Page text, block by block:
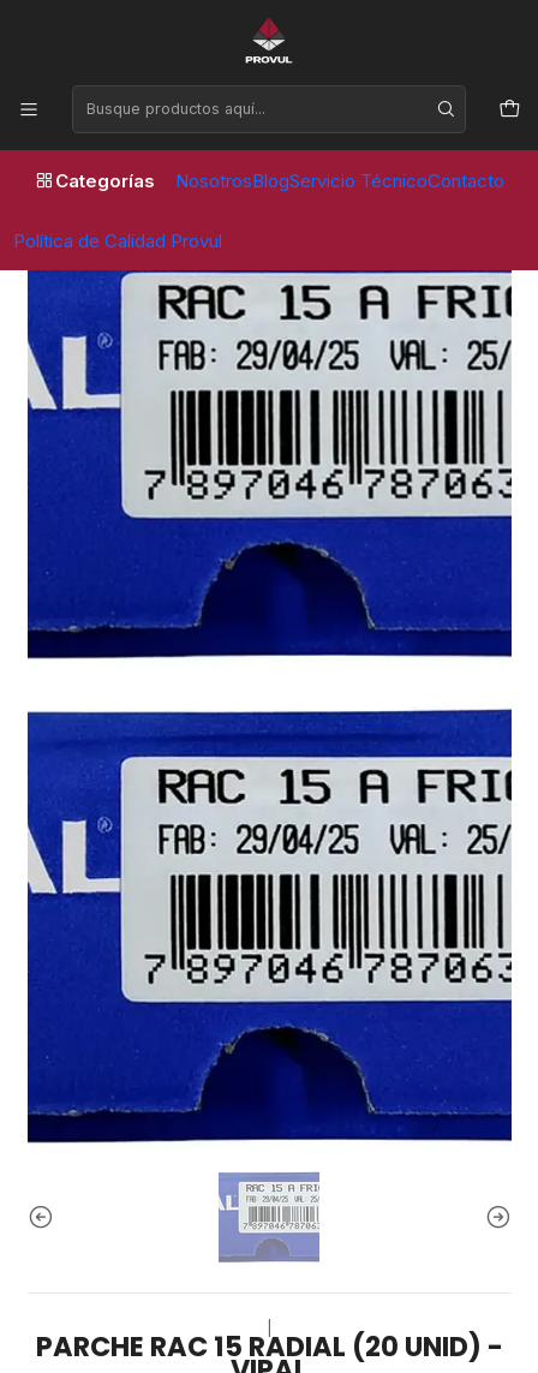
Categorías NosotrosBlogServicio TécnicoContacto
Política de Calidad Provul
Horario de atención Lunes a Viernes de 09:00 a 17:30 horas
Inicio Parches
PARCHE RAC 15 RADIAL (20 UNID) -